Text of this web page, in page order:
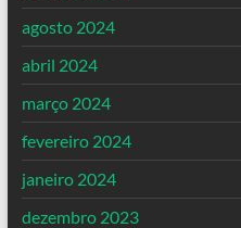
agosto 2024
abril 2024
março 2024
fevereiro 2024
janeiro 2024
dezembro 2023